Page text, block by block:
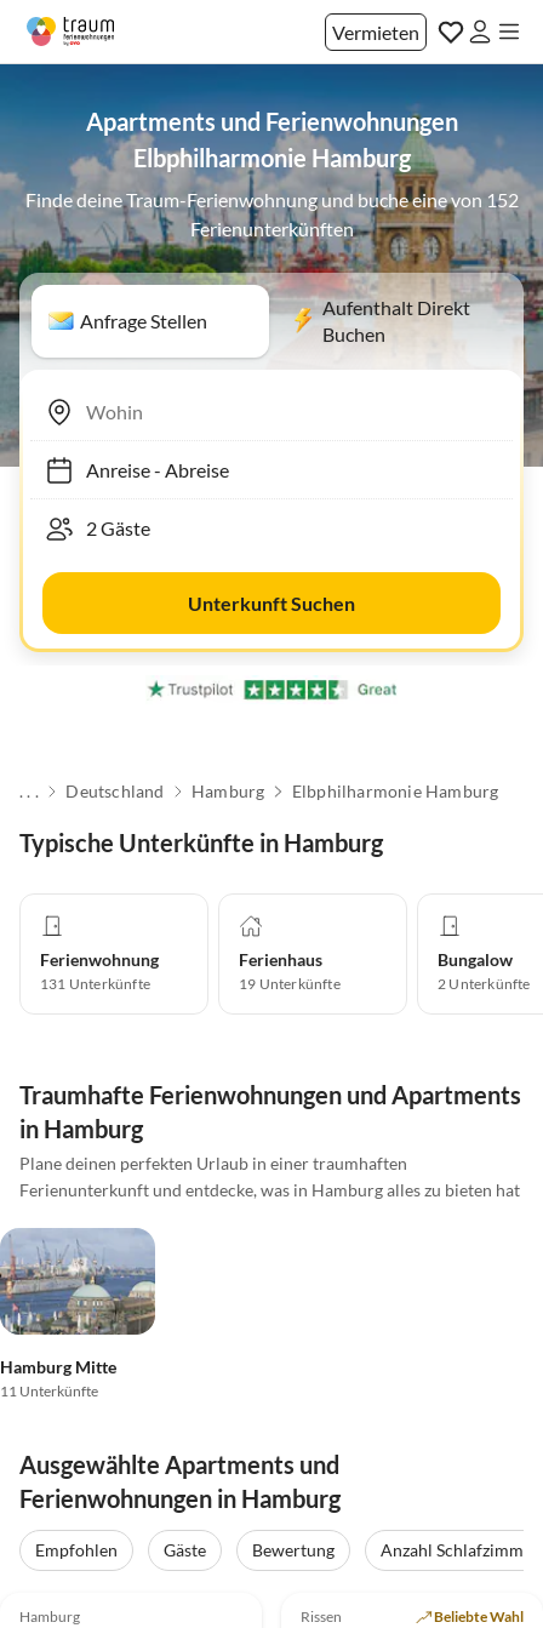
Vermieten
Apartments und Ferienwohnungen
Elbphilharmonie Hamburg
Finde deine Traum-Ferienwohnung und buche eine von 152
Ferienunterkünften
Anfrage Stellen
Aufenthalt Direkt
Buchen
Anreise- Abreise
Unterkunft Suchen
. . . Deutschland Hamburg Elbphilharmonie Hamburg
Typische Unterkünfte in Hamburg
Ferienwohnung
131 Unterkünfte
Ferienhaus
19 Unterkünfte
Bungalow
2 Unterkünfte
Traumhafte Ferienwohnungen und Apartments
in Hamburg
Plane deinen perfekten Urlaub in einer traumhaften
Ferienunterkunft und entdecke, was in Hamburg alles zu bieten hat
Hamburg Mitte
11 Unterkünfte
Ausgewählte Apartments und
Ferienwohnungen in Hamburg
Empfohlen Gäste Bewertung Anzahl Schlafzimmer
Top-Inserat
Hamburg
Top-Inserat
Rissen Beliebte Wahl